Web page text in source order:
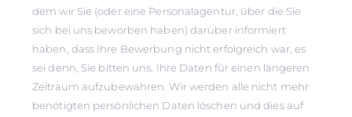
dem wir Sie (oder eine Personalagentur, über die Sie
sich bei uns beworben haben) darüber informiert
haben, dass Ihre Bewerbung nicht erfolgreich war, es
sei denn, Sie bitten uns, Ihre Daten für einen längeren
Zeitraum aufzubewahren. Wir werden alle nicht mehr
benötigten persönlichen Daten löschen und dies auf